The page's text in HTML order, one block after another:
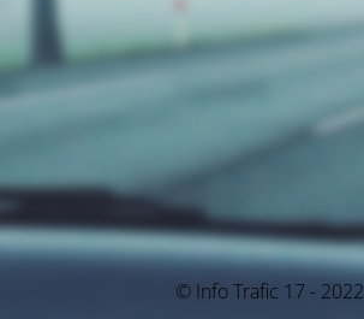
© Info Trafic 17 - 2022